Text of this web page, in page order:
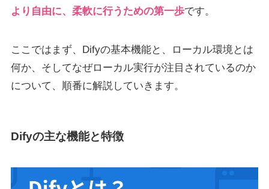
より自由に、柔軟に行うための第一歩です。
ここではまず、Difyの基本機能と、ローカル環境とは
何か、そしてなぜローカル実行が注目されているのか
について、順番に解説していきます。
Difyの主な機能と特徴